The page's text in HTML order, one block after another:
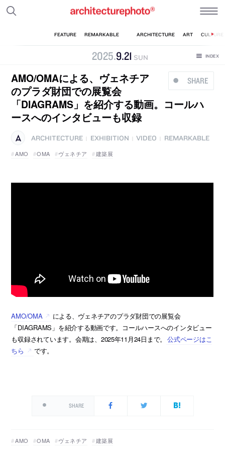
2025.9.21 SUN
SHARE
AMO/OMAによる、ヴェネチア
のプラダ財団での展覧会
「DIAGRAMS」を紹介する動画。コールハ
ースへのインタビューも収録
ARCHITECTURE EXHIBITION VIDEO
REMARKABLE
AMO
OMA ヴェネチア 建築展
AMO/OMA
による、ヴェネチアのプラダ財団での展覧会
「DIAGRAMS」を紹介する動画です。コールハースへのインタビュー
も収録されています。会期は、2025年11月24日まで。 公式ページはこ
ちら
です。
SHARE
AMO OMA ヴェネチア 建築展